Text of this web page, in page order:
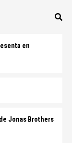
en
Jonas Brothers